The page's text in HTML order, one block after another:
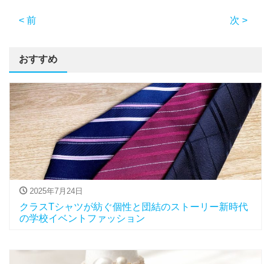
< 前 次 >
おすすめ
2025年7月24日
クラスTシャツが紡ぐ個性と団結のストーリー新時代
の学校イベントファッション